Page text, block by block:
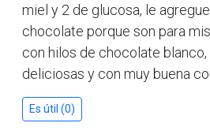
miel y 2 de glucosa, le
chocolate porque son para
con hilos de chocolate blanco,
deliciosas y con muy buena
Es útil (0)